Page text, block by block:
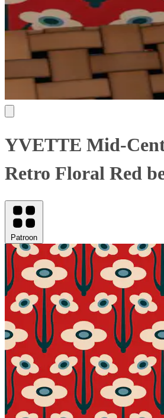
YVETTE Mid-
Retro Floral Red
Patroon